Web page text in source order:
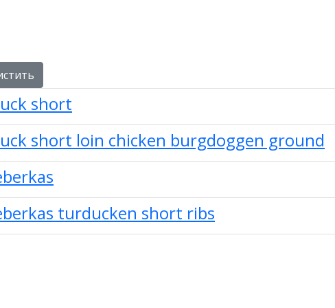
short
short loin chicken burgdoggen ground
turducken short ribs